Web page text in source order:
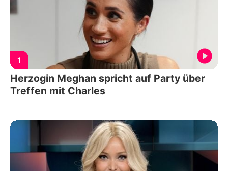
1
Herzogin Meghan spricht auf Party über
Treffen mit Charles